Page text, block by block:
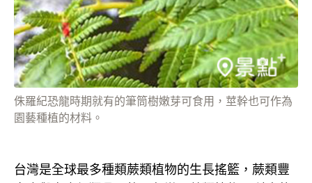
侏羅紀恐龍時期就有的筆筒樹嫩芽可食用，莖幹也可作為
園藝種植的材料。
台灣是全球最多種類蕨類植物的生長搖籃，蕨類豐